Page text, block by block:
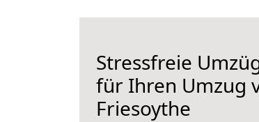
Stressfreie
für Ihren Umzug
Friesoythe